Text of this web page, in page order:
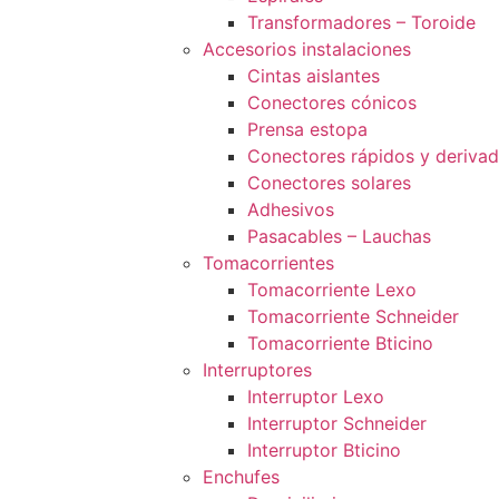
Transformadores – Toroide
Accesorios instalaciones
Cintas aislantes
Conectores cónicos
Prensa estopa
Conectores rápidos y
Conectores solares
Adhesivos
Pasacables – Lauchas
Tomacorrientes
Tomacorriente Lexo
Tomacorriente Schneider
Tomacorriente Bticino
Interruptores
Interruptor Lexo
Interruptor Schneider
Interruptor Bticino
Enchufes